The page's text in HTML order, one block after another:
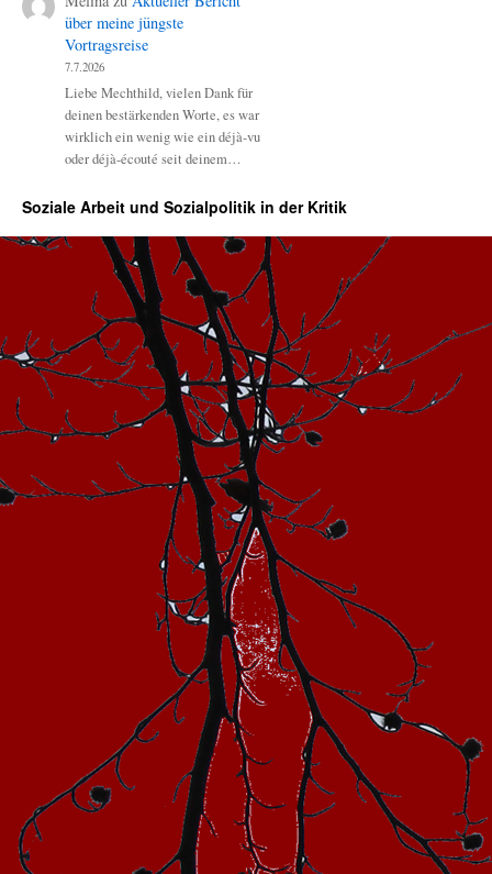
über meine jüngste
Vortragsreise
7.7.2026
Liebe Mechthild, vielen Dank für
deinen bestärkenden Worte, es war
wirklich ein wenig wie ein déjà-vu
oder déjà-écouté seit deinem…
Soziale Arbeit und Sozialpolitik in der Kritik